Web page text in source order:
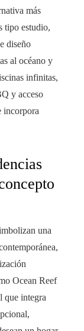
más
tipo estudio,
diseño
al océano y
infinitas,
y acceso
incorpora
una
Ocean Reef
que integra